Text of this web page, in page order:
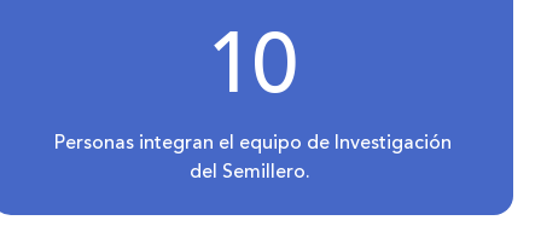
10
Personas integran el equipo de Investigación
del Semillero.